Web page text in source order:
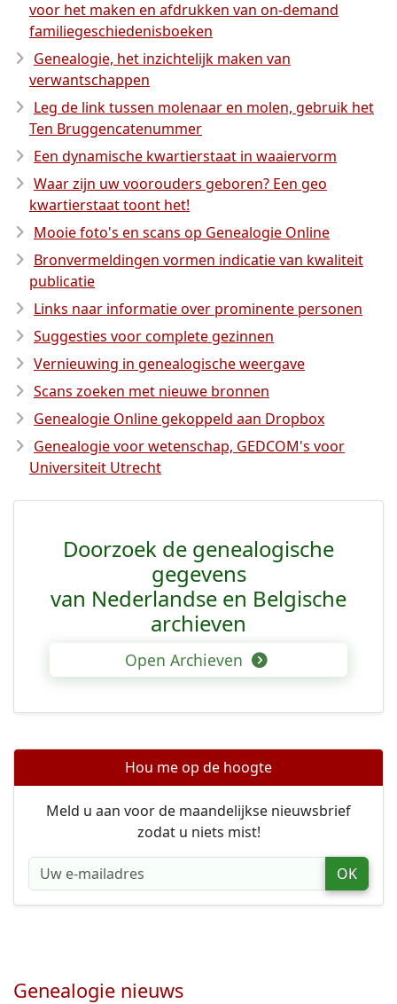
voor het maken en afdrukken van on-demand
familiegeschiedenisboeken
Genealogie, het inzichtelijk maken van
verwantschappen
Leg de link tussen molenaar en molen, gebruik het
Ten Bruggencatenummer
Een dynamische kwartierstaat in waaiervorm
Waar zijn uw voorouders geboren? Een geo
kwartierstaat toont het!
Mooie foto's en scans op Genealogie Online
Bronvermeldingen vormen indicatie van kwaliteit
publicatie
Links naar informatie over prominente personen
Suggesties voor complete gezinnen
Vernieuwing in genealogische weergave
Scans zoeken met nieuwe bronnen
Genealogie Online gekoppeld aan Dropbox
Genealogie voor wetenschap, GEDCOM's voor
Universiteit Utrecht
Doorzoek de genealogische
gegevens
van Nederlandse en Belgische
archieven
Open Archieven
Hou me op de hoogte
Meld u aan voor de maandelijkse nieuwsbrief
zodat u niets mist!
OK
Genealogie nieuws